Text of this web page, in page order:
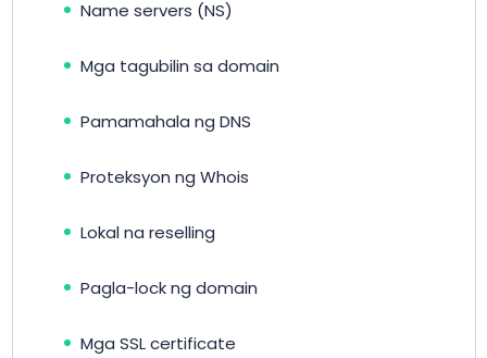
Name servers (NS)
Mga tagubilin sa domain
Pamamahala ng DNS
Proteksyon ng Whois
Lokal na reselling
Pagla-lock ng domain
Mga SSL certificate